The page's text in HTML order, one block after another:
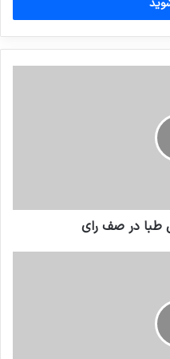
در صف رای